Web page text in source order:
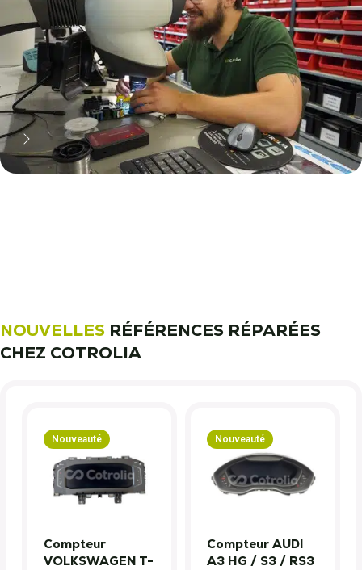
NOUVELLES RÉFÉRENCES RÉPARÉES
CHEZ COTROLIA
Nouveauté
Compteur
VOLKSWAGEN T-
Nouveauté
Compteur AUDI
A3 HG / S3 / RS3